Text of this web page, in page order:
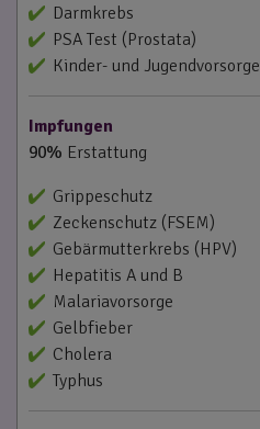
Darmkrebs
PSA Test (Prostata)
Kinder- und Jugendvorsorge
Impfungen
90% Erstattung
Grippeschutz
Zeckenschutz (FSEM)
Gebärmutterkrebs (HPV)
Hepatitis A und B
Malariavorsorge
Gelbfieber
Cholera
Typhus